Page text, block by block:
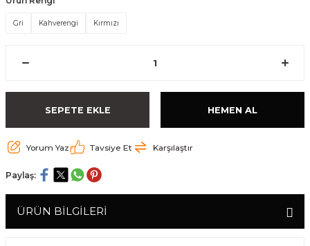
Gri Kahverengi Kırmızı
SEPETE EKLE HEMEN AL
Yorum Yaz Tavsiye Et Karşılaştır
Paylaş:
ÜRÜN BİLGİLERİ